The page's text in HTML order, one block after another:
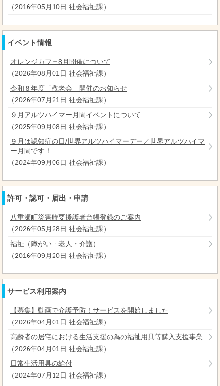
（2016年05月10日 社会福祉課）
イベント情報
オレンジカフェ8月開催について
（2026年08月01日 社会福祉課）
令和８年度「敬老会」開催のお知らせ
（2026年07月21日 社会福祉課）
９月アルツハイマー月間イベントについて
（2025年09月08日 社会福祉課）
９月は認知症の日/世界アルツハイマーデー／世界アルツハイマ
ー月間です！
（2024年09月06日 社会福祉課）
許可・認可・届出・申請
八重瀬町災害時要援護者台帳登録のご案内
（2026年05月28日 社会福祉課）
福祉（障がい・老人・介護）
（2016年09月20日 社会福祉課）
サービス利用案内
【募集】動画で介護予防！サービスを開始しました
（2026年04月01日 社会福祉課）
高齢者の居宅における生活支援の為の福祉用具等購入支援事業
（2026年04月01日 社会福祉課）
日常生活用具の給付
（2024年07月12日 社会福祉課）